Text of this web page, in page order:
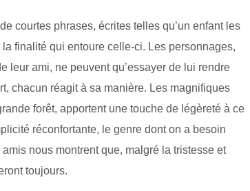
courtes phrases, écrites telles qu’un enfant les
finalité qui entoure celle-ci. Les personnages,
leur ami, ne peuvent qu’essayer de lui rendre
chacun réagit à sa manière. Les magnifiques
forêt, apportent une touche de légèreté à ce
réconfortante, le genre dont on a besoin
nous montrent que, malgré la tristesse et
toujours.